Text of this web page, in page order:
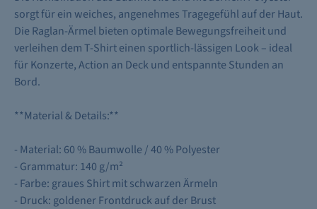
sorgt für ein weiches, angenehmes Tragegefühl auf der Haut.
Die Raglan-Ärmel bieten optimale Bewegungsfreiheit und
verleihen dem T-Shirt einen sportlich-lässigen Look – ideal
für Konzerte, Action an Deck und entspannte Stunden an
Bord.
**Material & Details:**
- Material: 60 % Baumwolle / 40 % Polyester
- Grammatur: 140 g/m²
- Farbe: graues Shirt mit schwarzen Ärmeln
- Druck: goldener Frontdruck auf der Brust